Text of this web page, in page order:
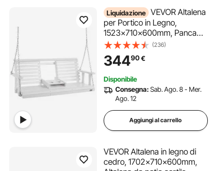
Liquidazione VEVOR Altalena
per Portico in Legno,
1523x710x600mm, Panca
per Cortile Giardino,
Capacità Carico max. 400kg,
Panca per Altalena Carichi
per Esterni, Bianco
(236)
34490€
Disponibile
Consegna:Sab. Ago. 8 - Mer.
Ago. 12
Aggiungi al carrello
VEVOR Altalena in legno di
cedro, 1702x710x600mm,